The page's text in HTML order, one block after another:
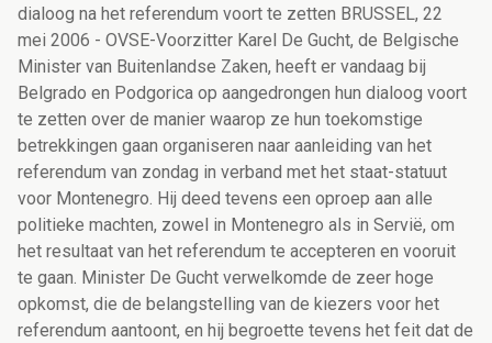
dialoog na het referendum voort te zetten BRUSSEL, 22
mei 2006 - OVSE-Voorzitter Karel De Gucht, de Belgische
Minister van Buitenlandse Zaken, heeft er vandaag bij
Belgrado en Podgorica op aangedrongen hun dialoog voort
te zetten over de manier waarop ze hun toekomstige
betrekkingen gaan organiseren naar aanleiding van het
referendum van zondag in verband met het staat-statuut
voor Montenegro. Hij deed tevens een oproep aan alle
politieke machten, zowel in Montenegro als in Servië, om
het resultaat van het referendum te accepteren en vooruit
te gaan. Minister De Gucht verwelkomde de zeer hoge
opkomst, die de belangstelling van de kiezers voor het
referendum aantoont, en hij begroette tevens het feit dat de